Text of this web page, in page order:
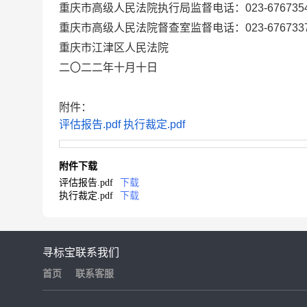
重庆市高级人民法院执行局监督电话： 023-
重庆市高级人民法院督查室监督电话： 023-
重庆市江津区人民法院
二〇二二年十月 十 日
附件：
评估报告.pdf 执行裁定.pdf
附件下载
评估报告.pdf
下载
执行裁定.pdf
下载
寻标宝
首页
联系我们
联系客服